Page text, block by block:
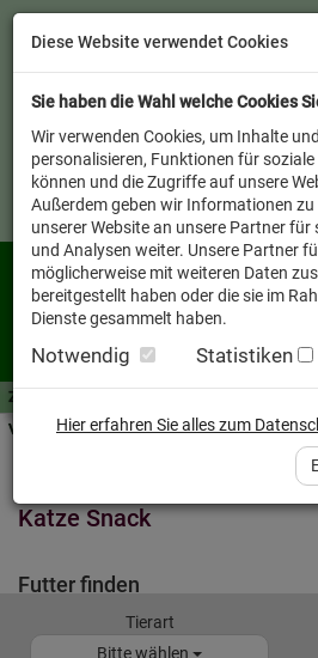
Zutaten A-Z
Verkäufer vor Ort
Katze Snack
Katze Snack
Futter finden
Tierart
Bitte wählen
Diese Website verwendet Cookies
Sie haben die Wahl welche Cookies
Wir verwenden Cookies, um Inhalte
personalisieren, Funktionen für
können und die Zugriffe auf unsere
Außerdem geben wir Informationen
unserer Website an unsere Partner für
und Analysen weiter. Unsere Partner
möglicherweise mit weiteren Daten
bereitgestellt haben oder die sie im
Dienste gesammelt haben.
Notwendig Statistiken
Hier erfahren Sie alles zum